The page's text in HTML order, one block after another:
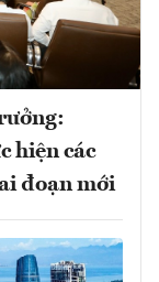
hiện các
đoạn mới